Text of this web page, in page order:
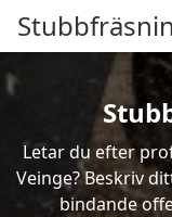
Letar du efter
Veinge? Beskriv
bindande